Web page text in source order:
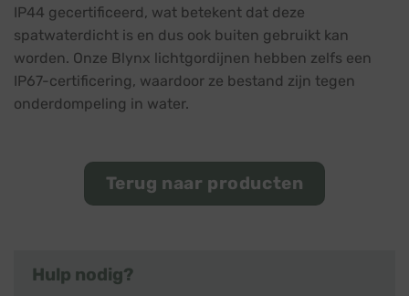
IP44 gecertificeerd, wat betekent dat deze
spatwaterdicht is en dus ook buiten gebruikt kan
worden. Onze Blynx lichtgordijnen hebben zelfs een
IP67-certificering, waardoor ze bestand zijn tegen
onderdompeling in water.
Terug naar producten
Hulp nodig?